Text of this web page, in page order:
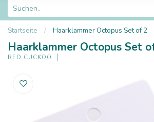
Startseite / Haarklammer Octopus Set of 2
Haarklammer Octopus Set
RED CUCKOO